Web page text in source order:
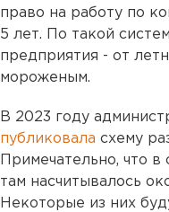
право на работу по
5 лет. По такой
предприятия - от
мороженым.
В 2023 году
публиковала схему
Примечательно, что
там насчитывалось
Некоторые из них